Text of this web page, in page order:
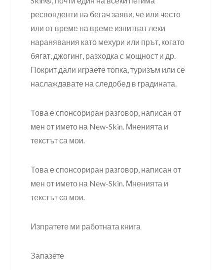
респонденти на бегач заяви, че или често
или от време на време изпитват леки
наранявания като мехури или прът, когато
бягат, джогинг, разходка с мощност и др.
Покрит дали играете топка, туризъм или се
наслаждавате на следобед в градината.
Това е спонсориран разговор, написан от
мен от името на New-Skin. Мненията и
текстът са мои.
Това е спонсориран разговор, написан от
мен от името на New-Skin. Мненията и
текстът са мои.
Изпратете ми работната книга
Запазете